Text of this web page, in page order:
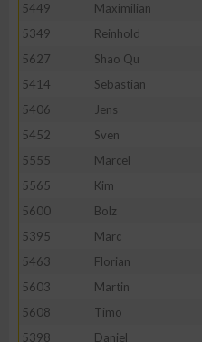
5449
Maximilian
5349
Reinhold
5627
Shao Qu
5414
Sebastian
5406
Jens
5452
Sven
5555
Marcel
5565
Kim
5600
Bolz
5395
Marc
5463
Florian
5603
Martin
5608
Timo
5398
Daniel
Geräte anhand von aktiv
Notwendig
Performance
Werbung